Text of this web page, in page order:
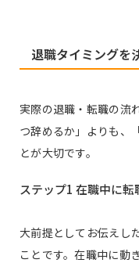
退職タイミングを
実際の退職・転職の流
つ辞めるか」よりも、
とが大切です。
ステップ1 在職中に転
大前提としてお伝えし
ことです。在職中に動